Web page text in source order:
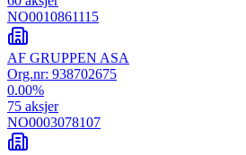
NO0010861115
AF GRUPPEN ASA
Org.nr: 938702675
0.00%
75 aksjer
NO0003078107